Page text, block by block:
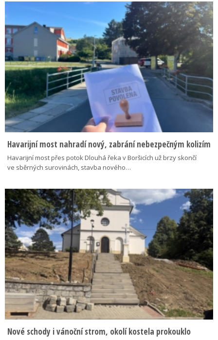
Havarijní most nahradí nový, zabrání nebezpečným kolizím
Havarijní most přes potok Dlouhá řeka v Boršicích už brzy skončí
ve sběrných surovinách, stavba nového…
Nové schody i vánoční strom, okolí kostela prokouklo